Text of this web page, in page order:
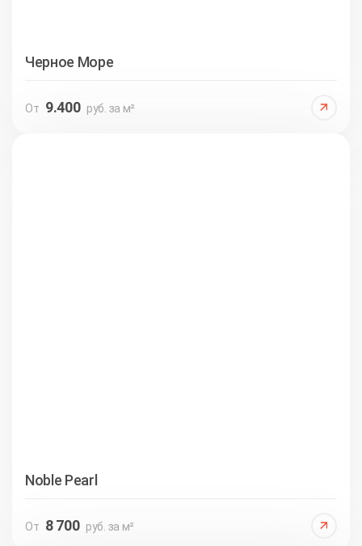
Черное Море
От 9.400 руб. за м²
Noble Pearl
От 8 700 руб. за м²